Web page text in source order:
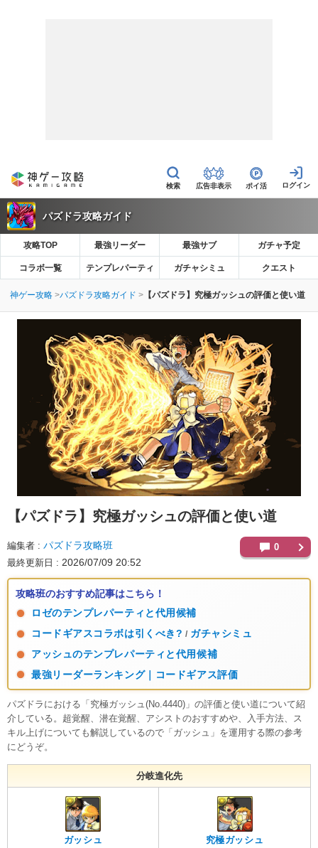
広告非表示 ポイ活
パズドラ攻略ガイド
攻略TOP 最強リーダー 最強サブ ガチャ予定
コラボ一覧 テンプレパーティ ガチャシミュ クエスト
神ゲー攻略 パズドラ攻略ガイド 【パズドラ】究極ガッシュの評価と使い道
【パズドラ】 究極ガッシュの評価と使い道
編集者 パズドラ攻略班
最終更新日 2026/07/09 20:52
0
攻略班のおすすめ記事はこちら！
ロゼのテンプレパーティと代用候補
コードギアスコラボは引くべき? / ガチャシミュ
アッシュのテンプレパーティと代用候補
最強リーダーランキング｜コードギアス評価
パズドラにおける「究極ガッシュ(No.4440)」の評価と使い道について紹
介している。超覚醒、潜在覚醒、アシストのおすすめや、入手方法、ス
キル上げについても解説しているので「ガッシュ」を運用する際の参考
にどうぞ。
分岐進化先
ガッシュ
究極ガッシュ